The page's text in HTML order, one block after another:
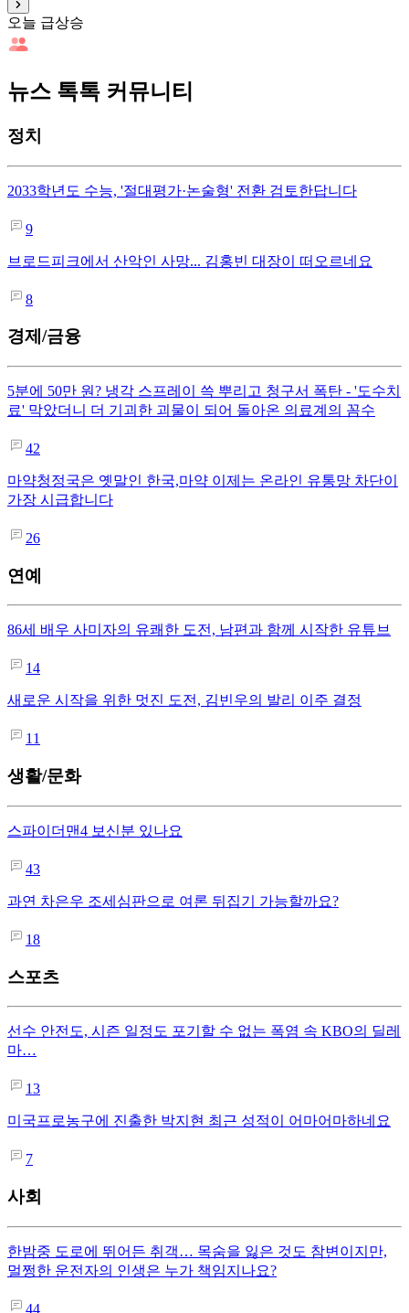
오늘 급상승
뉴스 톡톡 커뮤니티
정치
2033학년도 수능, '절대평가·논술형' 전환 검토한답니다
9
브로드피크에서 산악인 사망... 김홍빈 대장이 떠오르네요
8
경제/금융
5분에 50만 원? 냉각 스프레이 쓱 뿌리고 청구서 폭탄 - '도수치
료' 막았더니 더 기괴한 괴물이 되어 돌아온 의료계의 꼼수
42
마약청정국은 옛말인 한국,마약 이제는 온라인 유통망 차단이
가장 시급합니다
26
연예
86세 배우 사미자의 유쾌한 도전, 남편과 함께 시작한 유튜브
14
새로운 시작을 위한 멋진 도전, 김빈우의 발리 이주 결정
11
생활/문화
스파이더맨4 보신분 있나요
43
과연 차은우 조세심판으로 여론 뒤집기 가능할까요?
18
스포츠
선수 안전도, 시즌 일정도 포기할 수 없는 폭염 속 KBO의 딜레
마…
13
미국프로농구에 진출한 박지현 최근 성적이 어마어마하네요
7
사회
한밤중 도로에 뛰어든 취객… 목숨을 잃은 것도 참변이지만,
멀쩡한 운전자의 인생은 누가 책임지나요?
44